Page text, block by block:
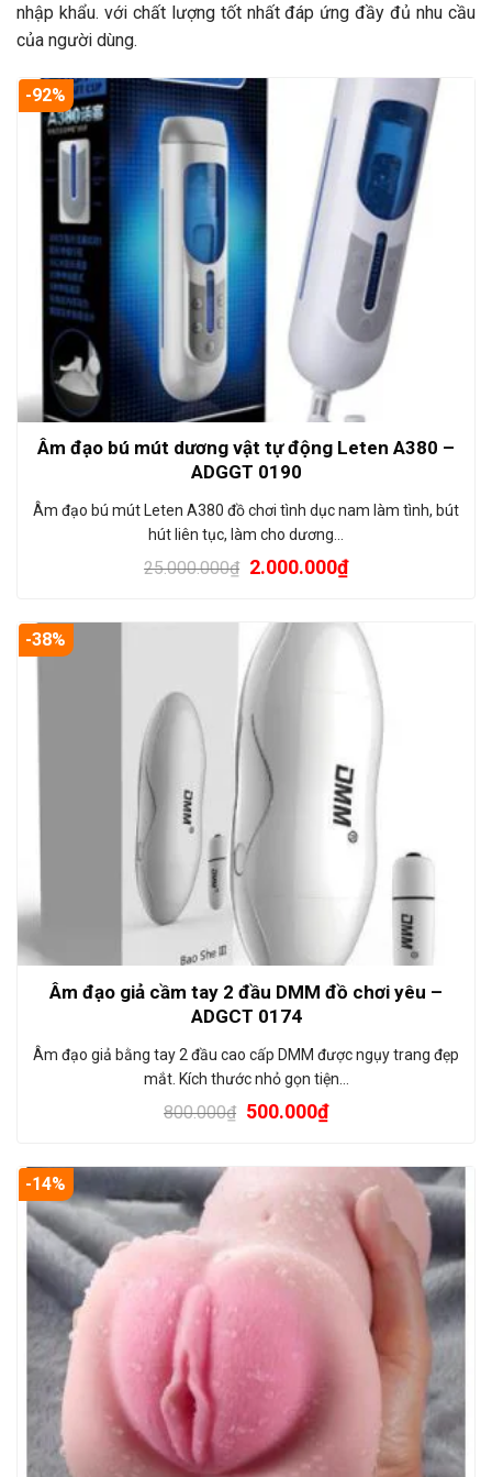
nhập khẩu. với chất lượng tốt nhất đáp ứng đầy đủ nhu cầu
của người dùng.
-92%
Âm đạo bú mút dương vật tự động Leten A380 –
ADGGT 0190
Âm đạo bú mút Leten A380 đồ chơi tình dục nam làm tình, bút
hút liên tục, làm cho dương…
25.000.000₫ 2.000.000₫
-38%
Âm đạo giả cầm tay 2 đầu DMM đồ chơi yêu –
ADGCT 0174
Âm đạo giả bằng tay 2 đầu cao cấp DMM được ngụy trang đẹp
mắt. Kích thước nhỏ gọn tiện…
800.000₫ 500.000₫
-14%